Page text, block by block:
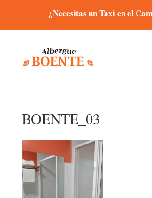
¿Necesitas un Taxi en el
BOENTE_03